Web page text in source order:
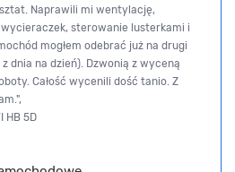
Naprawili mi wentylację,
sterowanie lusterkami i
mogłem odebrać już na drugi
dnia na dzień). Dzwonią z wyceną
Całość wycenili dość tanio. Z
HB 5D